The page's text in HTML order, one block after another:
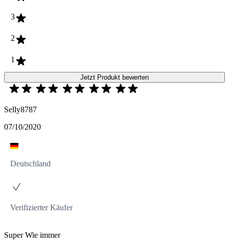
3
2
1
Jetzt Produkt bewerten
Selly8787
07/10/2020
Deutschland
Verifizierter Käufer
Super Wie immer